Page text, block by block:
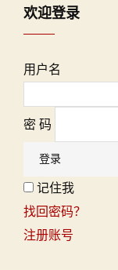
欢迎登录
用户名
密 码
记住我
找回密码？
注册账号